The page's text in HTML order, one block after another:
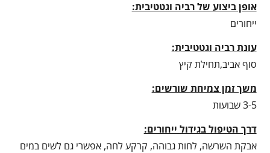
אופן ביצוע של רביה וגטטיבית:
ייחורים
עונת רביה וגטטיבית:
סוף אביב,תחילת קיץ
משך זמן צמיחת שורשים:
3-5 שבועות
דרך הטיפול בגידול ייחורים:
אבקת השרשה, לחות גבוהה, קרקע לחה, אפשרי גם לשים במים